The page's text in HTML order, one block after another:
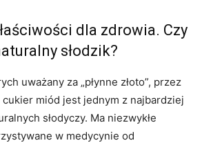
dla zdrowia. Czy
słodzik?
uważany za „płynne złoto”, przez
cukier miód jest jednym z najbardziej
słodyczy. Ma niezwykłe
w medycynie od